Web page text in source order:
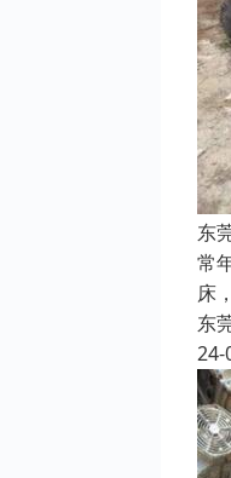
东
常
床
东
24-